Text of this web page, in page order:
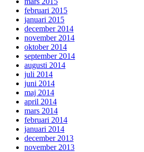
februari 2015
januari 2015
december 2014
november 2014
oktober 2014
september 2014
augusti 2014
juli 2014
juni 2014
maj 2014
april 2014
mars 2014
februari 2014
januari 2014
december 2013
november 2013